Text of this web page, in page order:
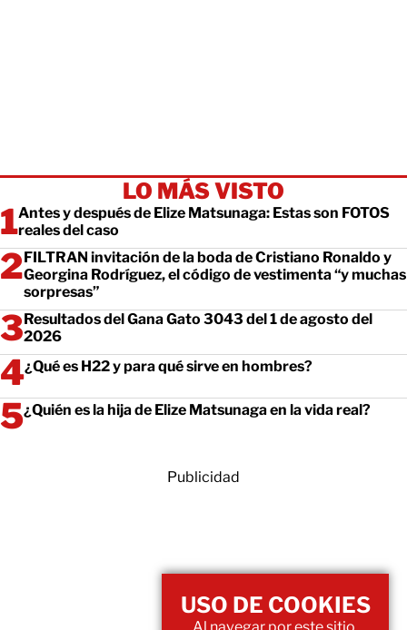
LO MÁS VISTO
Antes y después de Elize Matsunaga: Estas son FOTOS
reales del caso
FILTRAN invitación de la boda de Cristiano Ronaldo y
Georgina Rodríguez, el código de vestimenta “y muchas
sorpresas”
Resultados del Gana Gato 3043 del 1 de agosto del
2026
¿Qué es H22 y para qué sirve en hombres?
¿Quién es la hija de Elize Matsunaga en la vida real?
Publicidad
USO DE COOKIES